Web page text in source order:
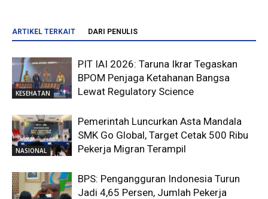
ARTIKEL TERKAIT DARI PENULIS
KESEHATAN
PIT IAI 2026: Taruna Ikrar Tegaskan
BPOM Penjaga Ketahanan Bangsa
Lewat Regulatory Science
NASIONAL
Pemerintah Luncurkan Asta Mandala
SMK Go Global, Target Cetak 500 Ribu
Pekerja Migran Terampil
BPS: Pengangguran Indonesia Turun
Jadi 4,65 Persen, Jumlah Pekerja